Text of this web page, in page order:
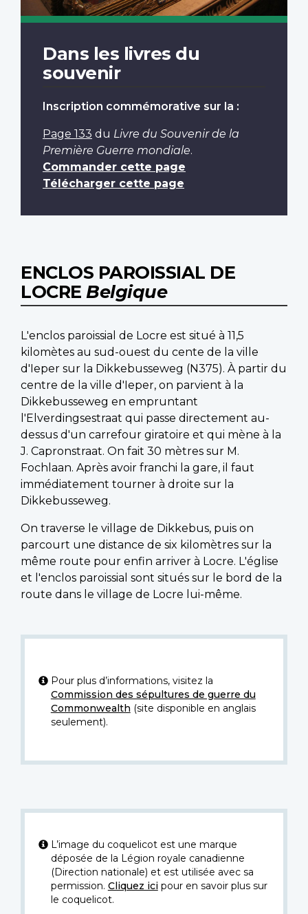
Dans les livres du
souvenir
Inscription commémorative sur la :
Page 133 du Livre du Souvenir de la
Première Guerre mondiale.
Commander cette page
Télécharger cette page
ENCLOS PAROISSIAL DE
LOCRE Belgique
L'enclos paroissial de Locre est situé à 11,5
kilomètes au sud-ouest du cente de la ville
d'Ieper sur la Dikkebusseweg (N375). À partir du
centre de la ville d'Ieper, on parvient à la
Dikkebusseweg en empruntant
l'Elverdingsestraat qui passe directement au-
dessus d'un carrefour giratoire et qui mène à la
J. Capronstraat. On fait 30 mètres sur M.
Fochlaan. Après avoir franchi la gare, il faut
immédiatement tourner à droite sur la
Dikkebusseweg.
On traverse le village de Dikkebus, puis on
parcourt une distance de six kilomètres sur la
même route pour enfin arriver à Locre. L'église
et l'enclos paroissial sont situés sur le bord de la
route dans le village de Locre lui-même.
Pour plus d’informations, visitez la
Commission des sépultures de guerre du
Commonwealth (site disponible en anglais
seulement).
L’image du coquelicot est une marque
déposée de la Légion royale canadienne
(Direction nationale) et est utilisée avec sa
permission. Cliquez icipour en savoir plus sur
le coquelicot.